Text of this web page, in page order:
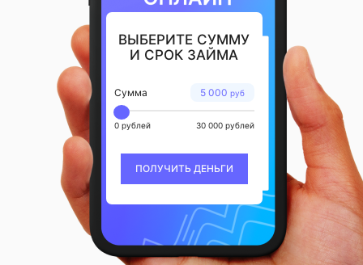
ВЫБЕРИТЕ СУММУ
И СРОК ЗАЙМА
5 000 руб
Сумма
0 рублей 30 000 рублей
ПОЛУЧИТЬ ДЕНЬГИ